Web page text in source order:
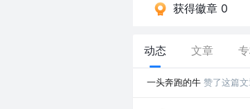
获得徽章 0
动态 文章
一头奔跑的牛 赞了这篇文